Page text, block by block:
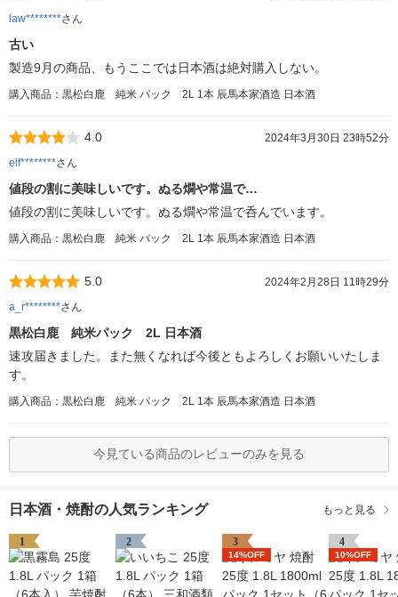
law********さん
古い
製造9月の商品、もうここでは日本酒は絶対購入しない。
購入商品：黒松白鹿 純米 パック 2L 1本 辰馬本家酒造 日本酒
4.0
2024年3月30日 23時52分
eif********さん
値段の割に美味しいです。ぬる燗や常温で…
値段の割に美味しいです。ぬる燗や常温で呑んでいます。
購入商品：黒松白鹿 純米 パック 2L 1本 辰馬本家酒造 日本酒
5.0
2024年2月28日 11時29分
a_r********さん
黒松白鹿 純米パック 2L 日本酒
速攻届きました。また無くなれば今後ともよろしくお願いいたしま
す。
購入商品：黒松白鹿 純米 パック 2L 1本 辰馬本家酒造 日本酒
今見ている商品のレビューのみを見る
日本酒・焼酎の人気ランキング もっと見る
1 2 3
14%OFF
4
10%OFF